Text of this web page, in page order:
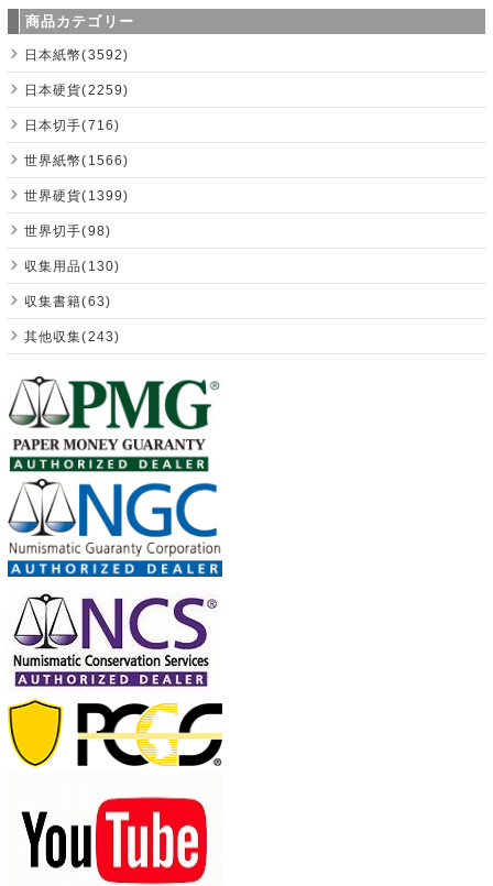
商品カテゴリー
日本紙幣(3592)
日本硬貨(2259)
日本切手(716)
世界紙幣(1566)
世界硬貨(1399)
世界切手(98)
収集用品(130)
収集書籍(63)
其他収集(243)